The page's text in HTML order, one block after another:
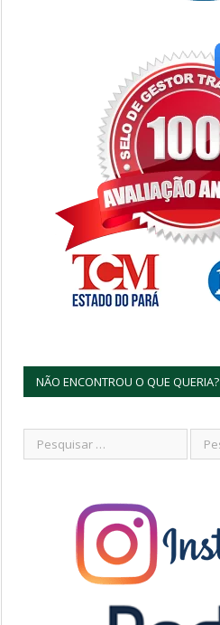
NÃO ENCONTROU O QUE QUERIA?